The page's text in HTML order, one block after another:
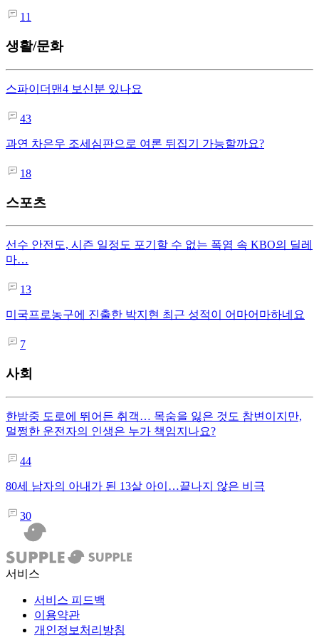
11
생활/문화
스파이더맨4 보신분 있나요
43
과연 차은우 조세심판으로 여론 뒤집기 가능할까요?
18
스포츠
선수 안전도, 시즌 일정도 포기할 수 없는 폭염 속 KBO의 딜레
마…
13
미국프로농구에 진출한 박지현 최근 성적이 어마어마하네요
7
사회
한밤중 도로에 뛰어든 취객… 목숨을 잃은 것도 참변이지만,
멀쩡한 운전자의 인생은 누가 책임지나요?
44
80세 남자의 아내가 된 13살 아이…끝나지 않은 비극
30
서비스
서비스 피드백
이용약관
개인정보처리방침